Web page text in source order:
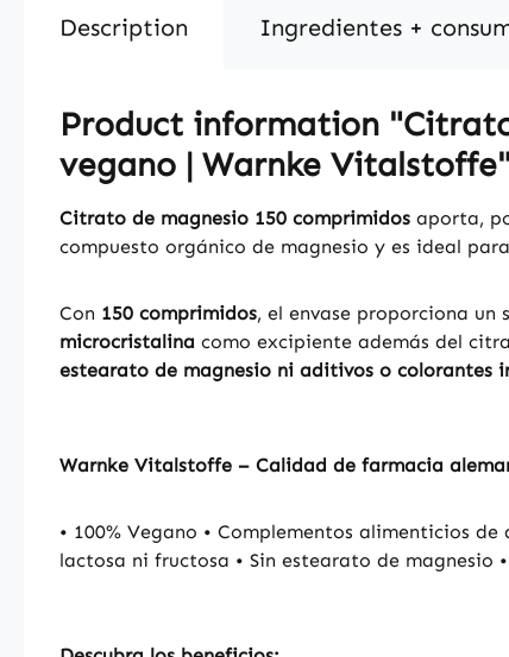
Description Ingredientes +
Product information
vegano | Warnke Vitalstoffe"
Citrato de magnesio 150 comprimidos aporta,
compuesto orgánico de magnesio y es ideal
Con 150 comprimidos, el envase proporciona un
microcristalina como excipiente además del
estearato de magnesio ni aditivos o colorantes
Warnke Vitalstoffe – Calidad de farmacia
• 100% Vegano • Complementos alimenticios
lactosa ni fructosa • Sin estearato de magnesio